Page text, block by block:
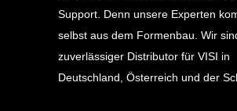
Support. Denn unsere Experten
selbst aus dem Formenbau. Wir
zuverlässiger Distributor für VISI in
Deutschland, Österreich und der